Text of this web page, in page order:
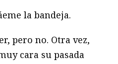
la bandeja.
pero no. Otra vez,
cara su pasada